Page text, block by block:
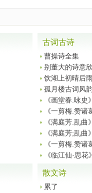
古词古诗
曹操诗全集
别董大的诗意
饮湖上初晴后
孤月楼古词风
《画堂春.咏史
《一剪梅.赞诸
《满庭芳.乱曲
《满庭芳;乱曲
《一剪梅.赞诸
《临江仙·思花
散文诗
累了